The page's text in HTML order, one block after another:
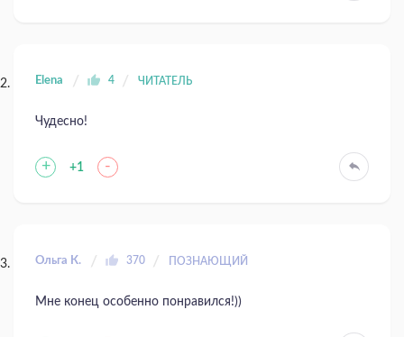
Elena 4 ЧИТАТЕЛЬ
Чудесно!
+ +1 -
Ольга К. 370 ПОЗНАЮЩИЙ
Мне конец особенно понравился!))